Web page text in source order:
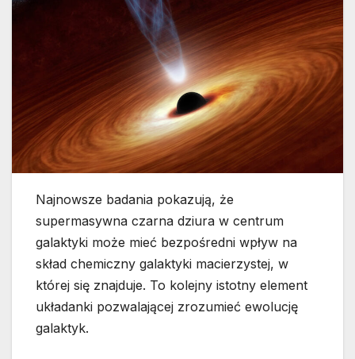
Najnowsze badania pokazują, że
supermasywna czarna dziura w centrum
galaktyki może mieć bezpośredni wpływ na
skład chemiczny galaktyki macierzystej, w
której się znajduje. To kolejny istotny element
układanki pozwalającej zrozumieć ewolucję
galaktyk.